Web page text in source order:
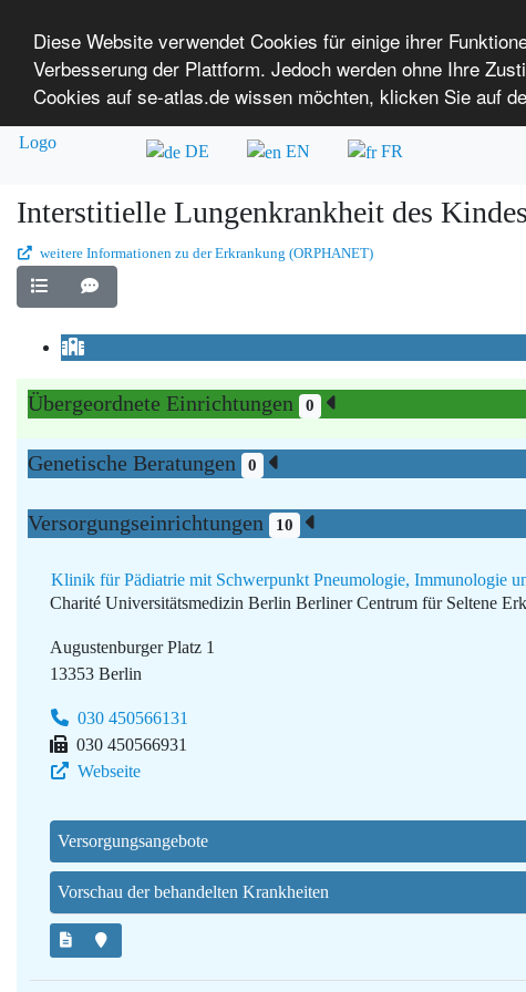
Diese Website verwendet Cookies für einige ihrer
Verbesserung der Plattform. Jedoch werden ohne Ihre
Cookies auf se-atlas.de wissen möchten, klicken Sie auf
SE-ATLAS
Versorgungsatlas für Menschen mit
Überblick über Einrichtungen Über uns
DE EN FR
Interstitielle Lungenkrankheit des
weitere Informationen zu der Erkrankung (ORPHANET)
Übergeordnete Einrichtungen 0
Genetische Beratungen 0
Versorgungseinrichtungen 10
Klinik für Pädiatrie mit Schwerpunkt Pneumologie, Immunologie
Charité Universitätsmedizin Berlin Berliner Centrum für Seltene
Augustenburger Platz 1
13353 Berlin
030 450566131
030 450566931
Webseite
Versorgungsangebote
Vorschau der behandelten Krankheiten